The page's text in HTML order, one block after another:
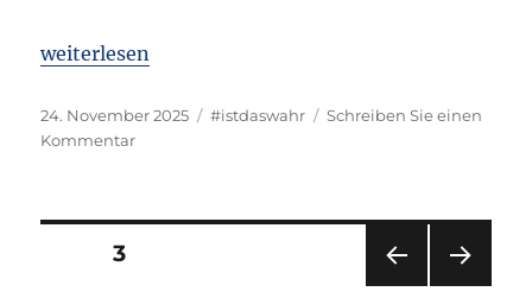
„Einladung: 4. Arbeitstreffen zur Vorbereitung der
weiterlesen
Veröffentlicht
am
24. November 2025 Kategorien
#istdaswahr
Schreiben Sie einen
Kommentarzu
Seitennummerierung
SEITE3